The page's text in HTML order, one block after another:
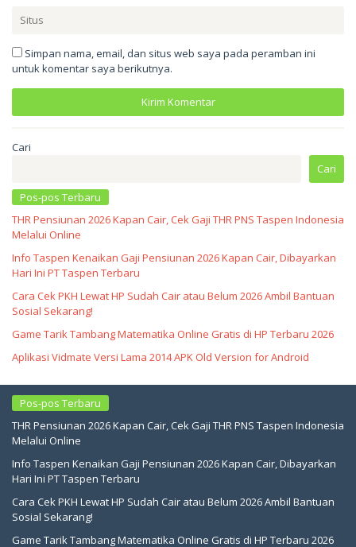
Simpan nama, email, dan situs web saya pada peramban ini
untuk komentar saya berikutnya.
Cari
Cari
Pos-pos Terbaru
THR Pensiunan 2026 Kapan Cair, Cek Gaji THR PNS Taspen Indonesia
Melalui Online
Info Taspen Kenaikan Gaji Pensiunan 2026 Kapan Cair, Dibayarkan
Hari Ini PT Taspen Terbaru
Cara Cek PKH Lewat HP Sudah Cair atau Belum 2026 Ambil Bantuan
Sosial Sekarang!
Game Tarik Tambang Matematika Online Gratis di HP Terbaru 2026
Aplikasi Vidmate Versi Lama 2014 APK Old Version for Android
Pos-pos Terbaru
THR Pensiunan 2026 Kapan Cair, Cek Gaji THR PNS Taspen Indonesia
Melalui Online
Info Taspen Kenaikan Gaji Pensiunan 2026 Kapan Cair, Dibayarkan
Hari Ini PT Taspen Terbaru
Cara Cek PKH Lewat HP Sudah Cair atau Belum 2026 Ambil Bantuan
Sosial Sekarang!
Game Tarik Tambang Matematika Online Gratis di HP Terbaru 2026